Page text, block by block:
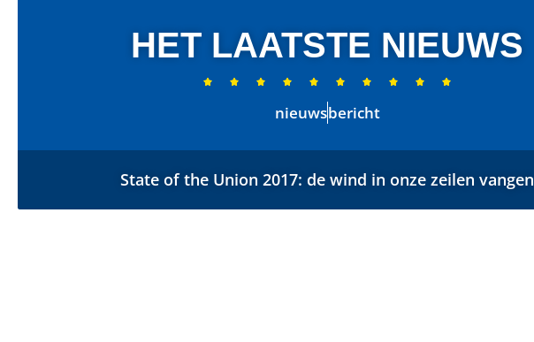
HET LAATSTE NIEUWS
         
nieuwsbericht
State of the Union 2017: de wind in onze zeilen vangen